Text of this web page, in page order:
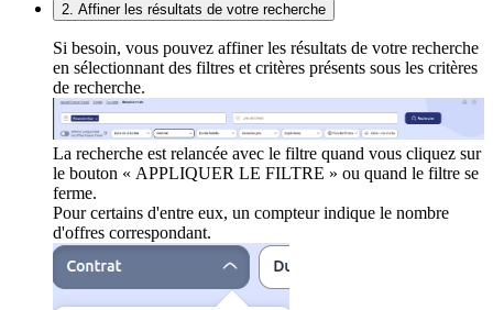
2. Affiner les résultats de votre recherche
Si besoin, vous pouvez affiner les résultats de votre recherche
en sélectionnant des filtres et critères présents sous les critères
de recherche.
La recherche est relancée avec le filtre quand vous cliquez sur
le bouton « APPLIQUER LE FILTRE » ou quand le filtre se
ferme.
Pour certains d'entre eux, un compteur indique le nombre
d'offres correspondant.